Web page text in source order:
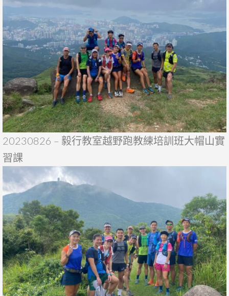
20230826 – 毅行教室越野跑教練培訓班大帽山實
習課